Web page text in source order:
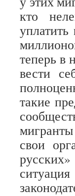
кто
теперь в
вести
такие
свои